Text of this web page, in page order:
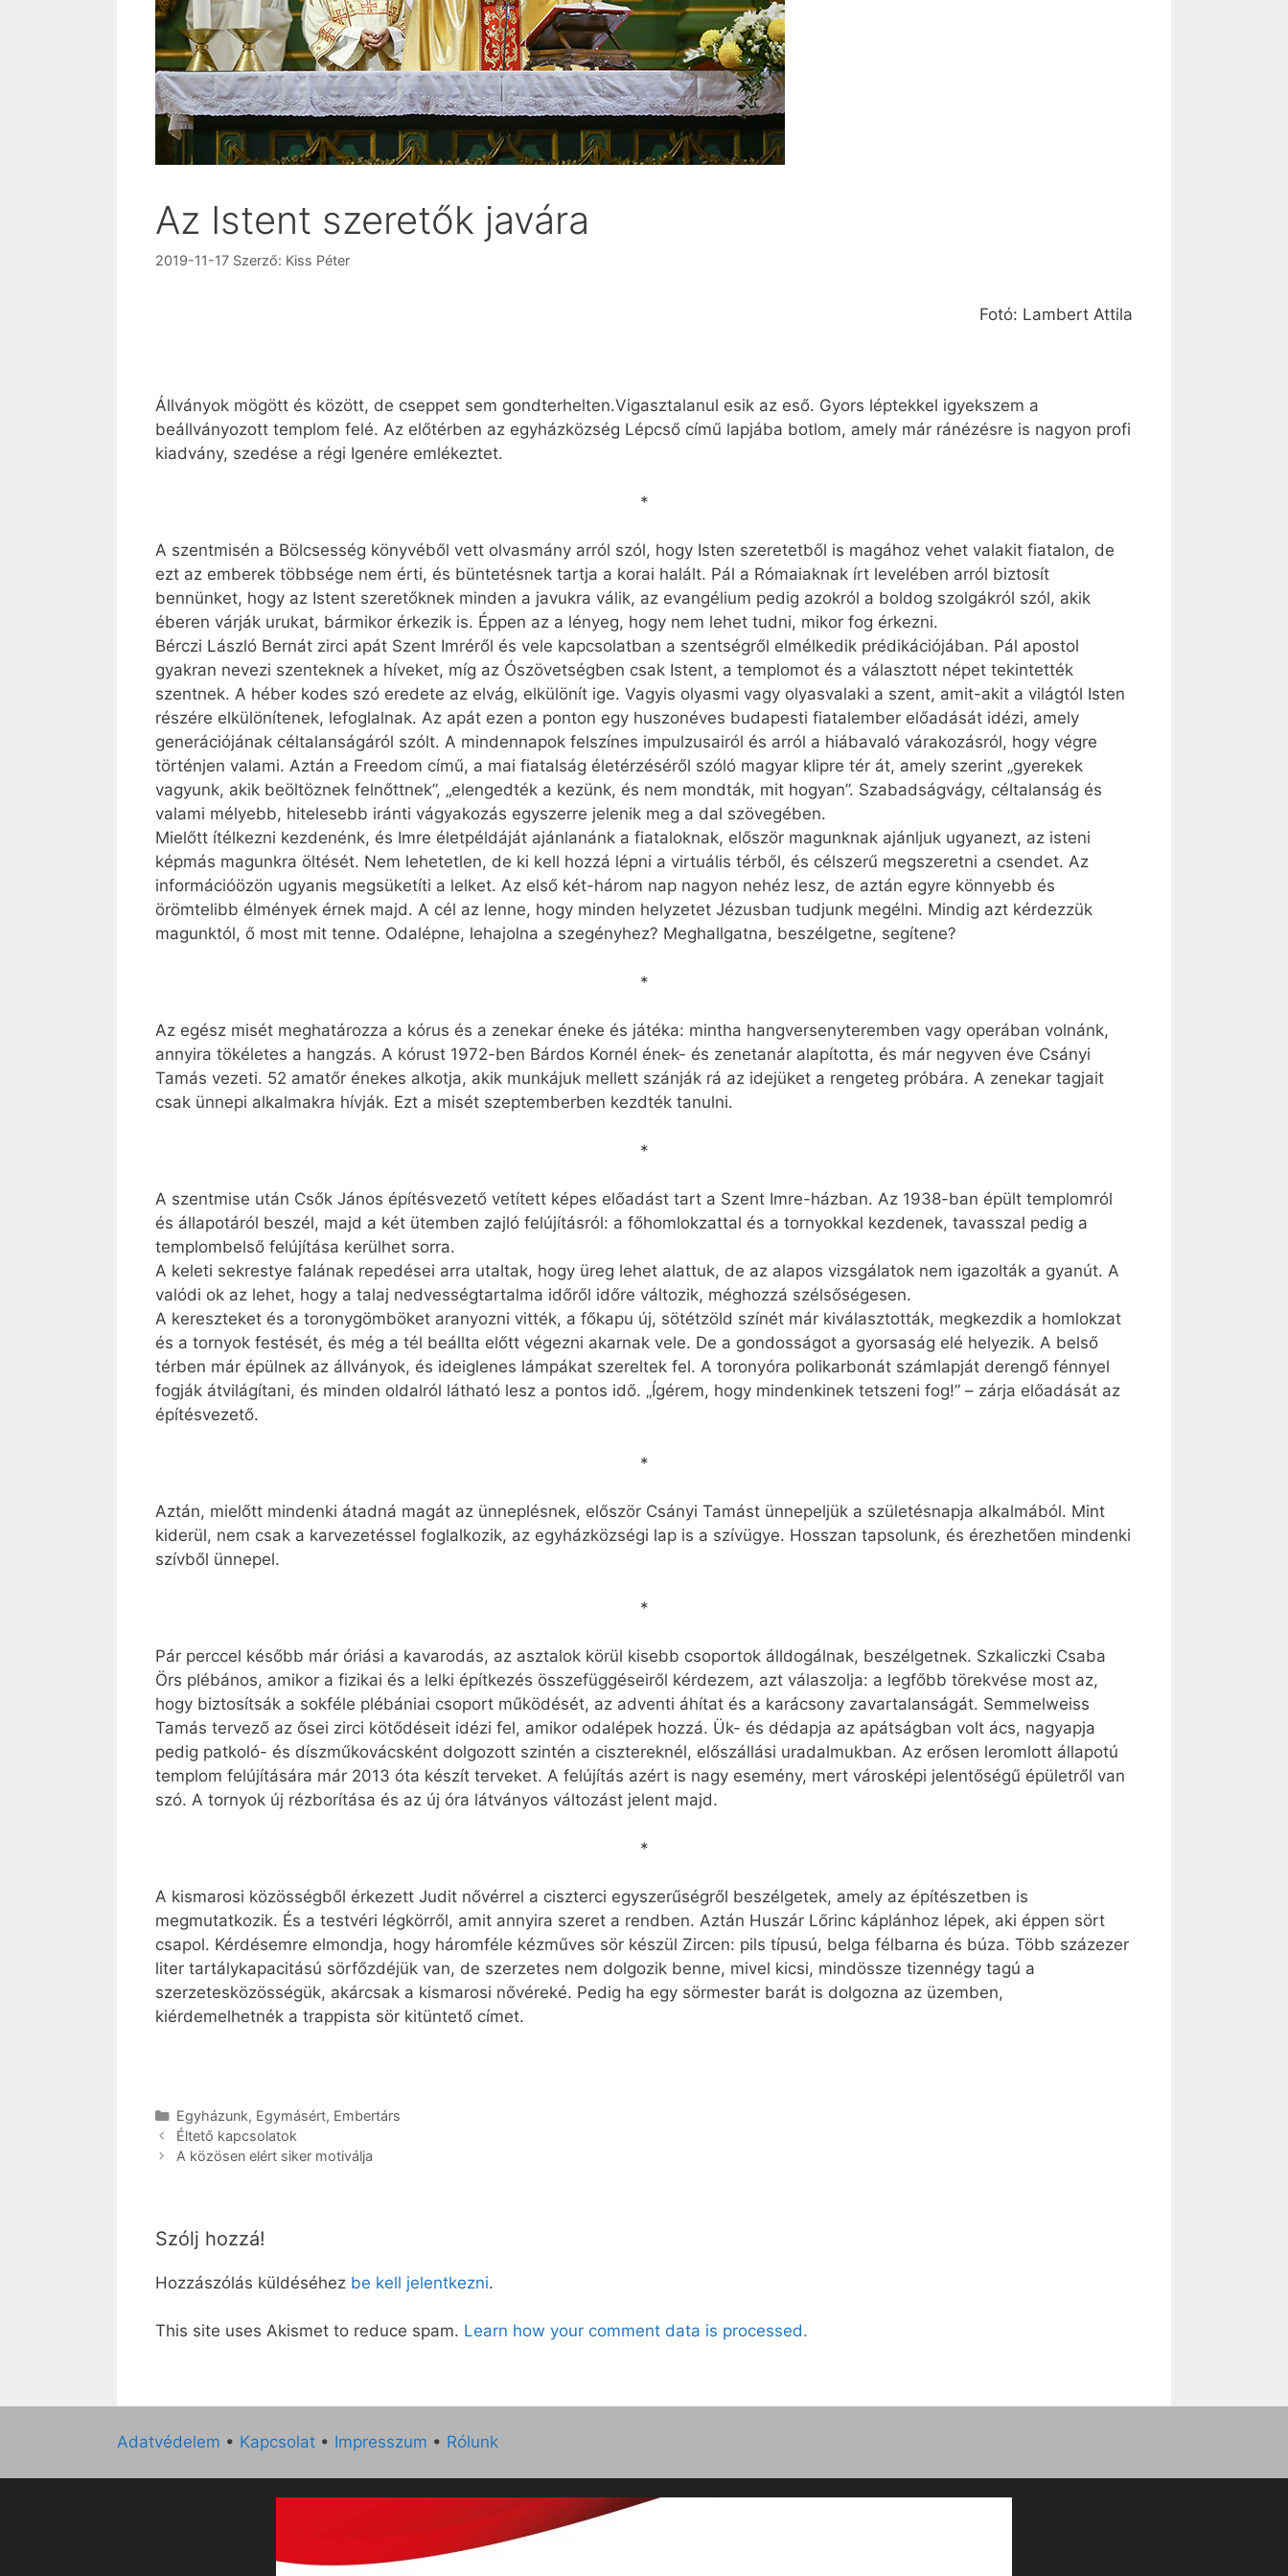
Az Istent szeretők javára
2019-11-17 Szerző: Kiss Péter
Fotó: Lambert Attila
Állványok mögött és között, de cseppet sem gondterhelten.Vigasztalanul esik az eső. Gyors léptekkel igyekszem a
beállványozott templom felé. Az előtérben az egyházközség Lépcső című lapjába botlom, amely már ránézésre is nagyon profi
kiadvány, szedése a régi Igenére emlékeztet.
*
A szentmisén a Bölcsesség könyvéből vett olvasmány arról szól, hogy Isten szeretetből is magához vehet valakit fiatalon, de
ezt az emberek többsége nem érti, és büntetésnek tartja a korai halált. Pál a Rómaiaknak írt levelében arról biztosít
bennünket, hogy az Istent szeretőknek minden a javukra válik, az evangélium pedig azokról a boldog szolgákról szól, akik
éberen várják urukat, bármikor érkezik is. Éppen az a lényeg, hogy nem lehet tudni, mikor fog érkezni.
Bérczi László Bernát zirci apát Szent Imréről és vele kapcsolatban a szentségről elmélkedik prédikációjában. Pál apostol
gyakran nevezi szenteknek a híveket, míg az Ószövetségben csak Istent, a templomot és a választott népet tekintették
szentnek. A héber kodes szó eredete az elvág, elkülönít ige. Vagyis olyasmi vagy olyasvalaki a szent, amit-akit a világtól Isten
részére elkülönítenek, lefoglalnak. Az apát ezen a ponton egy huszonéves budapesti fiatalember előadását idézi, amely
generációjának céltalanságáról szólt. A mindennapok felszínes impulzusairól és arról a hiábavaló várakozásról, hogy végre
történjen valami. Aztán a Freedom című, a mai fiatalság életérzéséről szóló magyar klipre tér át, amely szerint „gyerekek
vagyunk, akik beöltöznek felnőttnek”, „elengedték a kezünk, és nem mondták, mit hogyan”. Szabadságvágy, céltalanság és
valami mélyebb, hitelesebb iránti vágyakozás egyszerre jelenik meg a dal szövegében.
Mielőtt ítélkezni kezdenénk, és Imre életpéldáját ajánlanánk a fiataloknak, először magunknak ajánljuk ugyanezt, az isteni
képmás magunkra öltését. Nem lehetetlen, de ki kell hozzá lépni a virtuális térből, és célszerű megszeretni a csendet. Az
információözön ugyanis megsüketíti a lelket. Az első két-három nap nagyon nehéz lesz, de aztán egyre könnyebb és
örömtelibb élmények érnek majd. A cél az lenne, hogy minden helyzetet Jézusban tudjunk megélni. Mindig azt kérdezzük
magunktól, ő most mit tenne. Odalépne, lehajolna a szegényhez? Meghallgatna, beszélgetne, segítene?
*
Az egész misét meghatározza a kórus és a zenekar éneke és játéka: mintha hangversenyteremben vagy operában volnánk,
annyira tökéletes a hangzás. A kórust 1972-ben Bárdos Kornél ének- és zenetanár alapította, és már negyven éve Csányi
Tamás vezeti. 52 amatőr énekes alkotja, akik munkájuk mellett szánják rá az idejüket a rengeteg próbára. A zenekar tagjait
csak ünnepi alkalmakra hívják. Ezt a misét szeptemberben kezdték tanulni.
*
A szentmise után Csők János építésvezető vetített képes előadást tart a Szent Imre-házban. Az 1938-ban épült templomról
és állapotáról beszél, majd a két ütemben zajló felújításról: a főhomlokzattal és a tornyokkal kezdenek, tavasszal pedig a
templombelső felújítása kerülhet sorra.
A keleti sekrestye falának repedései arra utaltak, hogy üreg lehet alattuk, de az alapos vizsgálatok nem igazolták a gyanút. A
valódi ok az lehet, hogy a talaj nedvességtartalma időről időre változik, méghozzá szélsőségesen.
A kereszteket és a toronygömböket aranyozni vitték, a főkapu új, sötétzöld színét már kiválasztották, megkezdik a homlokzat
és a tornyok festését, és még a tél beállta előtt végezni akarnak vele. De a gondosságot a gyorsaság elé helyezik. A belső
térben már épülnek az állványok, és ideiglenes lámpákat szereltek fel. A toronyóra polikarbonát számlapját derengő fénnyel
fogják átvilágítani, és minden oldalról látható lesz a pontos idő. „Ígérem, hogy mindenkinek tetszeni fog!” – zárja előadását az
építésvezető.
*
Aztán, mielőtt mindenki átadná magát az ünneplésnek, először Csányi Tamást ünnepeljük a születésnapja alkalmából. Mint
kiderül, nem csak a karvezetéssel foglalkozik, az egyházközségi lap is a szívügye. Hosszan tapsolunk, és érezhetően mindenki
szívből ünnepel.
*
Pár perccel később már óriási a kavarodás, az asztalok körül kisebb csoportok álldogálnak, beszélgetnek. Szkaliczki Csaba
Örs plébános, amikor a fizikai és a lelki építkezés összefüggéseiről kérdezem, azt válaszolja: a legfőbb törekvése most az,
hogy biztosítsák a sokféle plébániai csoport működését, az adventi áhítat és a karácsony zavartalanságát. Semmelweiss
Tamás tervező az ősei zirci kötődéseit idézi fel, amikor odalépek hozzá. Ük- és dédapja az apátságban volt ács, nagyapja
pedig patkoló- és díszműkovácsként dolgozott szintén a cisztereknél, előszállási uradalmukban. Az erősen leromlott állapotú
templom felújítására már 2013 óta készít terveket. A felújítás azért is nagy esemény, mert városképi jelentőségű épületről van
szó. A tornyok új rézborítása és az új óra látványos változást jelent majd.
*
A kismarosi közösségből érkezett Judit nővérrel a ciszterci egyszerűségről beszélgetek, amely az építészetben is
megmutatkozik. És a testvéri légkörről, amit annyira szeret a rendben. Aztán Huszár Lőrinc káplánhoz lépek, aki éppen sört
csapol. Kérdésemre elmondja, hogy háromféle kézműves sör készül Zircen: pils típusú, belga félbarna és búza. Több százezer
liter tartálykapacitású sörfőzdéjük van, de szerzetes nem dolgozik benne, mivel kicsi, mindössze tizennégy tagú a
szerzetesközösségük, akárcsak a kismarosi nővéreké. Pedig ha egy sörmester barát is dolgozna az üzemben,
kiérdemelhetnék a trappista sör kitüntető címet.
Kategória
Egyházunk, Egymásért, Embertárs
Éltető kapcsolatok
A közösen elért siker motiválja
Szólj hozzá!
Hozzászólás küldéséhez be kell jelentkezni.
This site uses Akismet to reduce spam. Learn how your comment data is processed.
Adatvédelem • Kapcsolat • Impresszum • Rólunk